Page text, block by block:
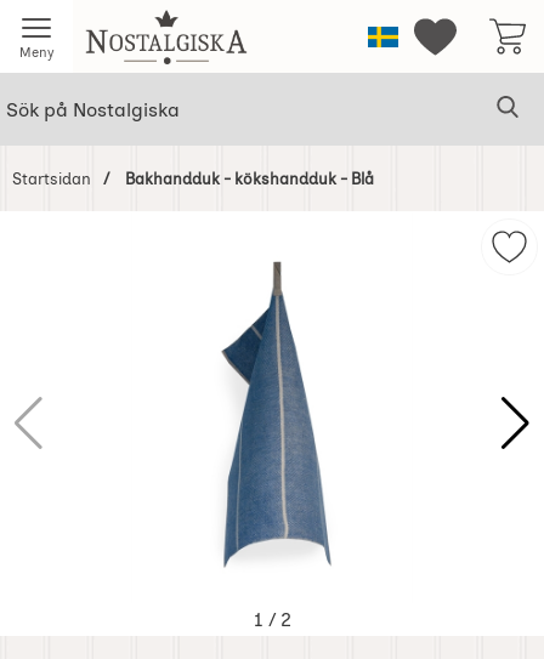
Meny Startsidan för NostalgiskaSverigeMina
Startsidan Bakhandduk - kökshandduk - Blå
1 / 2